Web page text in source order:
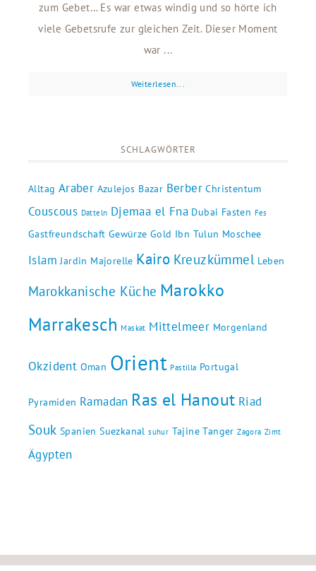
zum Gebet… Es war etwas windig und so hörte ich
viele Gebetsrufe zur gleichen Zeit. Dieser Moment
war ...
Weiterlesen...
SCHLAGWÖRTER
Alltag Araber Azulejos Bazar Berber Christentum
Couscous Datteln Djemaa el Fna Dubai Fasten Fes
Gastfreundschaft Gewürze Gold Ibn Tulun Moschee
Islam Jardin Majorelle Kairo Kreuzkümmel Leben
Marokkanische Küche Marokko
Marrakesch Maskat Mittelmeer Morgenland
Okzident Oman Orient Pastilla Portugal
Pyramiden Ramadan Ras el Hanout Riad
Souk Spanien Suezkanal suhur Tajine Tanger Zagora Zimt
Ägypten